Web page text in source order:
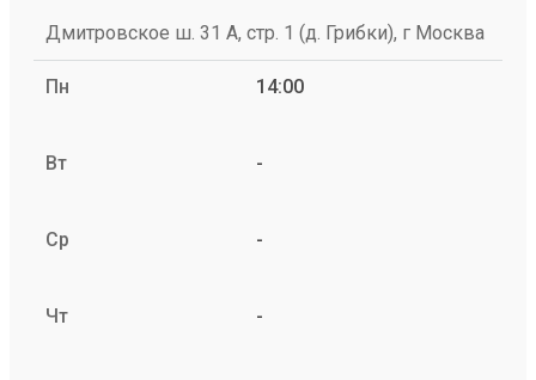
Дмитровское ш. 31 А, стр. 1 (д. Грибки), г Москва
Пн 14:00
Вт -
Ср -
Чт -